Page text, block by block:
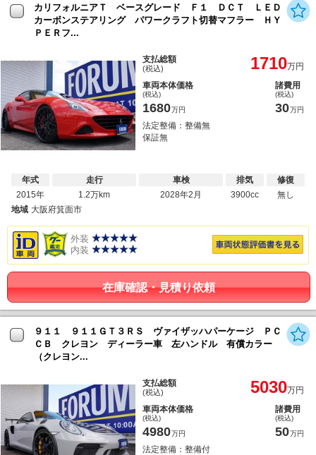
カリフォルニアＴ ベースグレード Ｆ１ ＤＣＴ ＬＥＤ
カーボンステアリング パワークラフト切替マフラー ＨＹ
ＰＥＲフ...
支払総額
(税込) 1710万円
車両本体価格
(税込)
1680万円
諸費用
(税込)
30万円
法定整備：整備無
保証無
年式
2015年
走行
1.2万km
車検
2028年2月
排気
3900cc
修復
無し
地域 大阪府箕面市
外装
内装
在庫確認・見積り依頼
９１１ ９１１ＧＴ３ＲＳ ヴァイザッハパーケージ ＰＣ
ＣＢ クレヨン ディーラー車 左ハンドル 有償カラー
（クレヨン...
支払総額
(税込) 5030万円
車両本体価格
(税込)
4980万円
諸費用
(税込)
50万円
法定整備：整備付